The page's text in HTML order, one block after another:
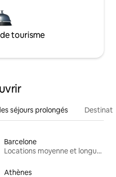
tourisme
séjours prolongés
Barcelone
Locations moyenne et longue durée
Athènes